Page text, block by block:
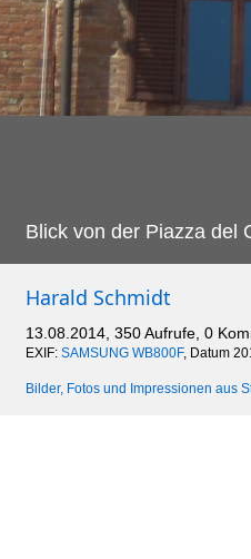
Blick von der Piazza del
Harald Schmidt
13.08.2014, 350 Aufrufe, 0
EXIF: SAMSUNG WB800F, Datum
Bilder, Fotos und Impressionen aus